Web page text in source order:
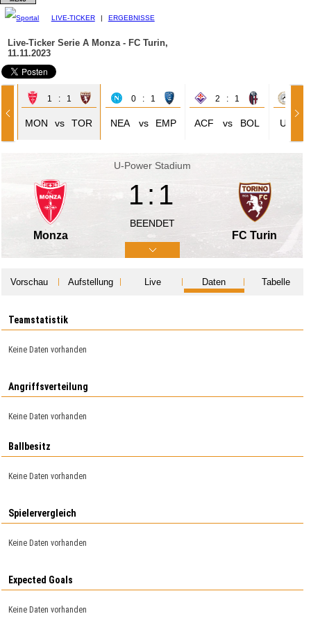
LIVE-TICKER | ERGEBNISSE
Live-Ticker Serie A Monza - FC Turin,
11.11.2023
1 : 1
MON vs TOR
0 : 1
NEA vs EMP
2 : 1
ACF vs BOL UDI
U-Power Stadium
Monza
1:1
BEENDET
FC Turin
Vorschau Aufstellung Live Daten Tabelle
Teamstatistik
Keine Daten vorhanden
Angriffsverteilung
Keine Daten vorhanden
Ballbesitz
Keine Daten vorhanden
Spielervergleich
Keine Daten vorhanden
Expected Goals
Keine Daten vorhanden